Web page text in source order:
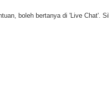
boleh bertanya di 'Live Chat'.